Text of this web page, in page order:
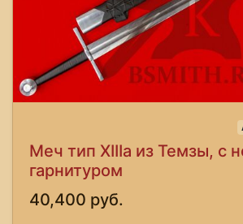
Меч тип XIIIa из Темзы, с
гарнитуром
40,400 руб.